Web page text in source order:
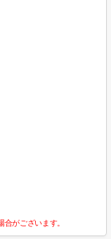
がございます。